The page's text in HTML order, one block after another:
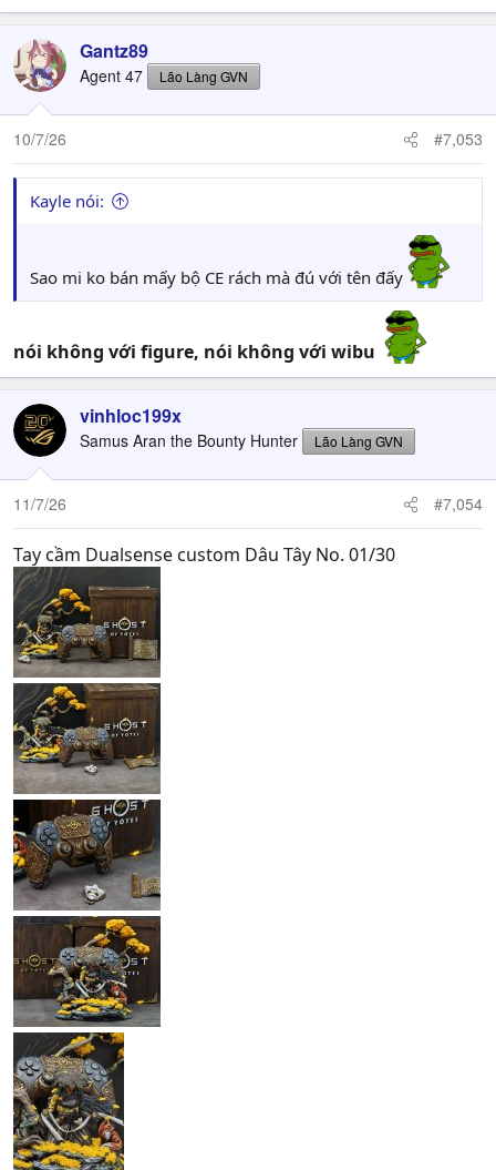
Gantz89
Agent 47 Lão Làng GVN
10/7/26 #7,053
Kayle nói:
Sao mi ko bán mấy bộ CE rách mà đú với tên đấy
nói không với figure, nói không với wibu
vinhloc199x
Samus Aran the Bounty Hunter Lão Làng GVN
11/7/26 #7,054
Tay cầm Dualsense custom Dâu Tây No. 01/30